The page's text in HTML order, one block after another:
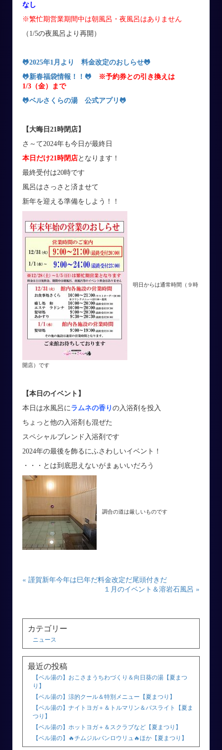
なし
※繁忙期営業期間中は朝風呂・夜風呂はありません
（1/5の夜風呂より再開）
🐸2025年1月より 料金改定のおしらせ🐸
🐸新春福袋情報！！ 🐸
※予約券との引き換えは
1/3（金）まで
🐸ベルさくらの湯 公式アプリ 🐸
【大晦日21時閉店】
さ～て2024年も今日が最終日
本日だけ21時閉店となります！
最終受付は20時です
風呂はさっさと済ませて
新年を迎える準備をしよう！！
明日からは通常時間（９時
開店）です
【本日のイベント】
本日は水風呂に ラムネの香り の入浴剤を投入
ちょっと他の入浴剤も混ぜた
スペシャルブレンド入浴剤です
2024年の最後を飾るにふさわしいイベント！
・・・とは到底思えないがまぁいいだろう
調合の道は厳しいものです
« 謹賀新年今年は巳年だ料金改定だ尾頭付きだ
１月のイベント＆溶岩石風呂 »
カテゴリー
ニュース
最近の投稿
【ベル湯の】おこさまうちわづくり＆向日葵の湯【夏まつ
り】
【ベル湯の】涼的クール＆特別メニュー【夏まつり】
【ベル湯の】ナイトヨガ＋＆トルマリン＆バスライト【夏ま
つり】
【ベル湯の】ホットヨガ＋＆スクラブなど【夏まつり】
【ベル湯の】🔥チムジルバンロウリュ🔥ほか【夏まつり】